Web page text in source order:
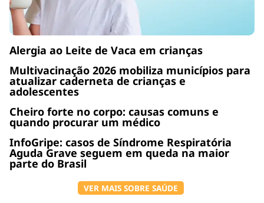
Alergia ao Leite de Vaca em crianças
Multivacinação 2026 mobiliza municípios para
atualizar caderneta de crianças e
adolescentes
Cheiro forte no corpo: causas comuns e
quando procurar um médico
InfoGripe: casos de Síndrome Respiratória
Aguda Grave seguem em queda na maior
parte do Brasil
VER MAIS SOBRE SAÚDE